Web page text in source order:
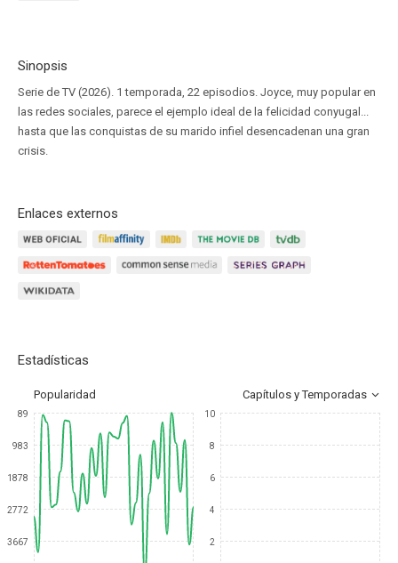
Sinopsis
Serie de TV (2026). 1 temporada, 22 episodios. Joyce, muy popular en
las redes sociales, parece el ejemplo ideal de la felicidad conyugal...
hasta que las conquistas de su marido infiel desencadenan una gran
crisis.
Enlaces externos
Estadísticas
Popularidad Capítulos y Temporadas
89
983
1878
2772
3667
10
8
6
4
2